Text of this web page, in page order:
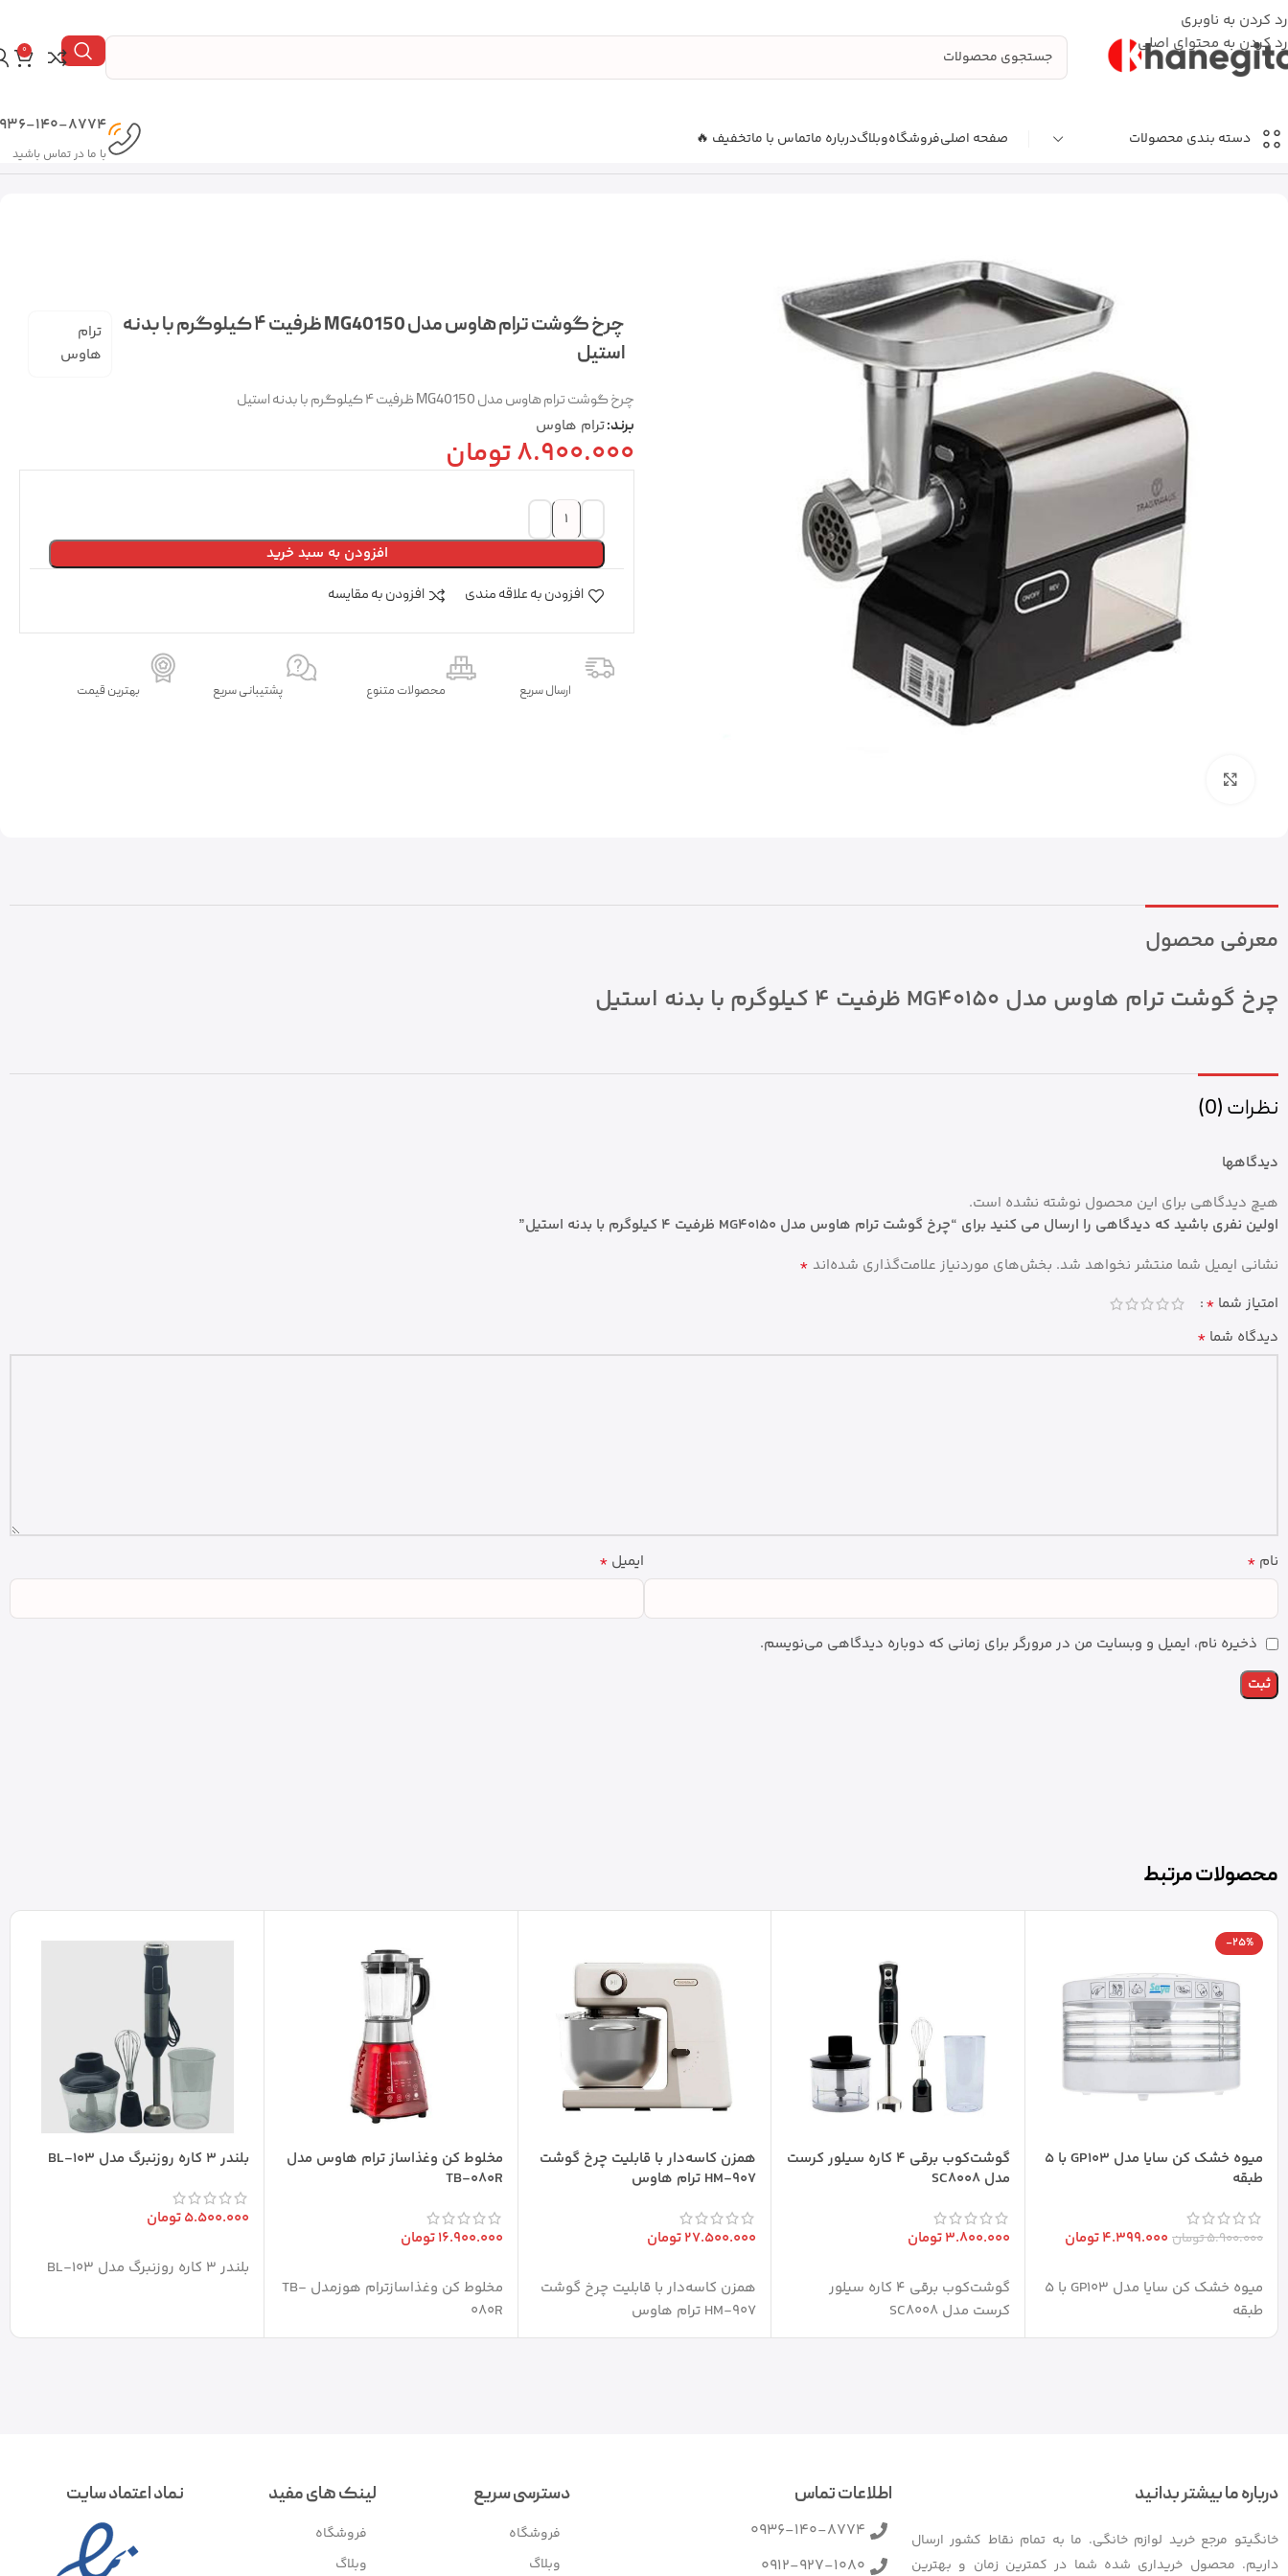
رد کردن به ناوبری
رد کردن به محتوای اصلی
0
دسته بندی محصولات صفحه اصلیفروشگاهوبلاگدرباره ماتماس با ماتخفیف 🔥
140-8774
با ما در تماس باشید خانه آماده‌سازی غذا چرخ گوشت چرخ گوشت ترام هاوس مدل MG40150 ظرفیت ۴ کیلوگرم با بدنه استیل
چرخ گوشت ترام هاوس مدل MG40150 ظرفیت ۴ کیلوگرم با بدنه
استیل
ترام
هاوس
چرخ گوشت ترام هاوس مدل MG40150 ظرفیت ۴ کیلوگرم با بدنه استیل
برند:ترام هاوس
8.900.000تومان
افزودن به سبد خرید
افزودن به علاقه مندی افزودن به مقایسه
ارسال سریع محصولات متنوع پشتیبانی سریع بهترین قیمت
معرفی محصول
چرخ گوشت ترام هاوس مدل MG40150 ظرفیت ۴ کیلوگرم با بدنه استیل
نظرات (0)
دیدگاهها
هیچ دیدگاهی برای این محصول نوشته نشده است.
اولین نفری باشید که دیدگاهی را ارسال می کنید برای “چرخ گوشت ترام هاوس مدل MG40150 ظرفیت ۴ کیلوگرم با بدنه استیل”
نشانی ایمیل شما منتشر نخواهد شد. بخش‌های موردنیاز علامت‌گذاری شده‌اند *
امتیاز شما *
دیدگاه شما *
نام * ایمیل *
ذخیره نام، ایمیل و وبسایت من در مرورگر برای زمانی که دوباره دیدگاهی می‌نویسم.
محصولات مرتبط
-25%
میوه خشک کن سایا مدل GP103 با ۵
طبقه
5.900.000تومان 4.399.000تومان
میوه خشک کن سایا مدل GP103 با ۵
طبقه
گوشت‌کوب برقی ۴ کاره سیلور کرست
مدل SC8008
3.800.000تومان
گوشت‌کوب برقی ۴ کاره سیلور
کرست مدل SC8008
همزن کاسه‌دار با قابلیت چرخ گوشت
HM-907 ترام هاوس
27.500.000تومان
همزن کاسه‌دار با قابلیت چرخ گوشت
HM-907 ترام هاوس
مخلوط کن وغذاساز ترام هاوس مدل
TB-080R
16.900.000تومان
مخلوط کن وغذاسازترام هوزمدل TB-
080R
بلندر 3 کاره روزنبرگ مدل BL-103
5.500.000تومان
بلندر 3 کاره روزنبرگ مدل BL-103
درباره ما بیشتر بدانید
خانگیتو مرجع خرید لوازم خانگی. ما به تمام نقاط کشور ارسال
داریم. محصول خریداری شده شما در کمترین زمان و بهترین
اطلاعات تماس
0936-140-8774
0912-927-1080
دسترسی سریع
فروشگاه
وبلاگ
لینک های مفید
فروشگاه
وبلاگ
نماد اعتماد سایت